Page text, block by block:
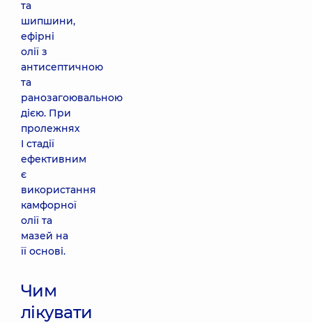
та
шипшини,
ефірні
олії з
антисептичною
та
ранозагоювальною
дією. При
пролежнях
I стадії
ефективним
є
використання
камфорної
олії та
мазей на
її основі.
Чим
лікувати